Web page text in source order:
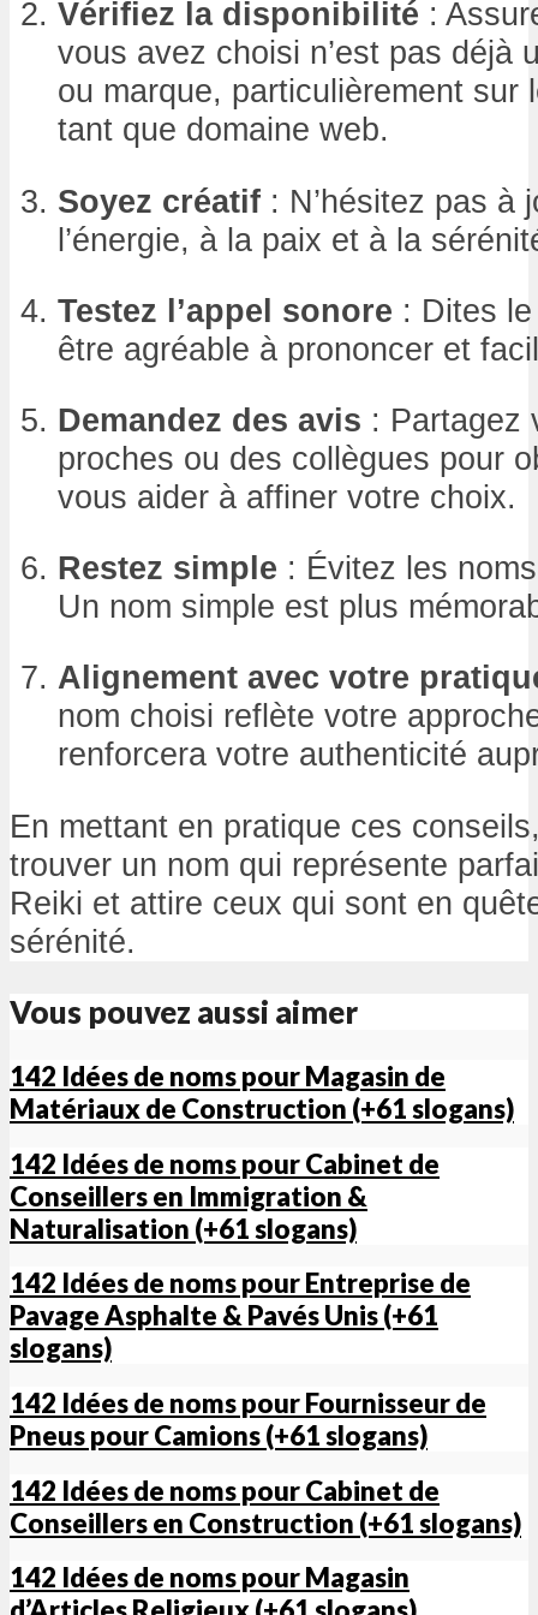
Vérifiez la disponibilité :
vous avez choisi n’est pas déjà
ou marque, particulièrement sur
tant que domaine web.
Soyez créatif : N’hésitez pas à
l’énergie, à la paix et à la
Testez l’appel sonore : Dites
être agréable à prononcer et
Demandez des avis : Partagez
proches ou des collègues pour
vous aider à affiner votre choix.
Restez simple : Évitez les
Un nom simple est plus
Alignement avec votre
nom choisi reflète votre
renforcera votre authenticité
En mettant en pratique ces
trouver un nom qui représente
Reiki et attire ceux qui sont en
sérénité.
Vous pouvez aussi aimer
142 Idées de noms pour Magasin de
Matériaux de Construction (+61 slogans)
142 Idées de noms pour Cabinet de
Conseillers en Immigration &
Naturalisation (+61 slogans)
142 Idées de noms pour Entreprise de
Pavage Asphalte & Pavés Unis (+61
slogans)
142 Idées de noms pour Fournisseur de
Pneus pour Camions (+61 slogans)
142 Idées de noms pour Cabinet de
Conseillers en Construction (+61 slogans)
142 Idées de noms pour Magasin